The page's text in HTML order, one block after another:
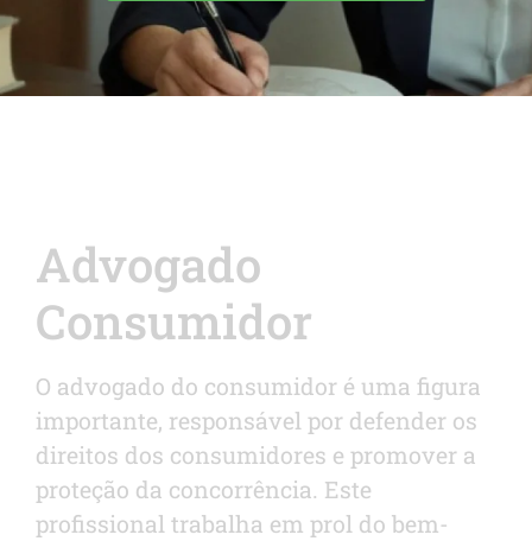
Advogado
Consumidor
O advogado do consumidor é uma figura
importante, responsável por defender os
direitos dos consumidores e promover a
proteção da concorrência. Este
profissional trabalha em prol do bem-